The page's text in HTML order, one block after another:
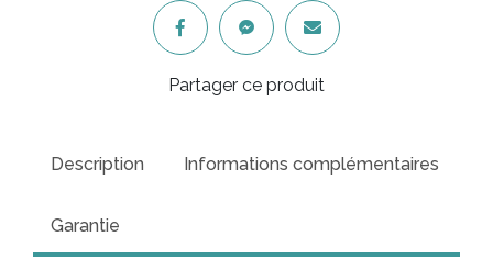
Partager ce produit
Description Informations complémentaires
Garantie